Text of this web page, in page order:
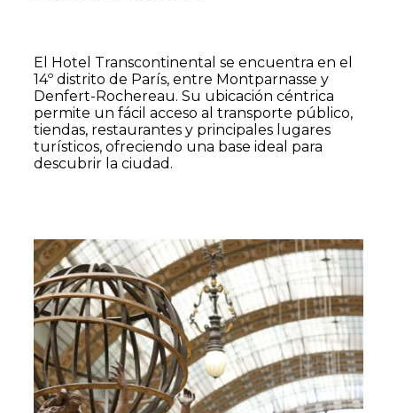
El Hotel Transcontinental se encuentra en el
14º distrito de París, entre Montparnasse y
Denfert-Rochereau. Su ubicación céntrica
permite un fácil acceso al transporte público,
tiendas, restaurantes y principales lugares
turísticos, ofreciendo una base ideal para
descubrir la ciudad.